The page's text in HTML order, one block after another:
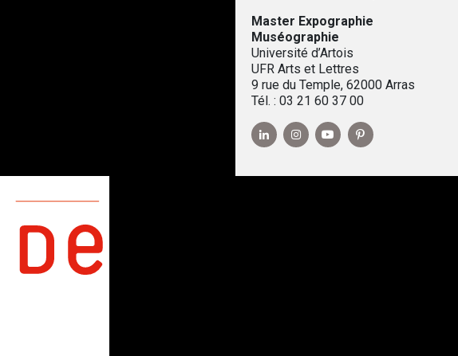
Master Expographie
Muséographie
Université d’Artois
UFR Arts et Lettres
9 rue du Temple, 62000 Arras
Tél. : 03 21 60 37 00